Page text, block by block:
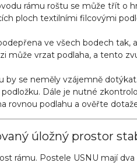
rámu roštu se může třít o
ploch textilními filcovými
ve všech bodech tak,
může vrzat podlaha, a tento
by se neměly vzájemně
Dále je nutné
rovnou podlahu a ověřte
úložný prostor
rámu. Postele USNU mají